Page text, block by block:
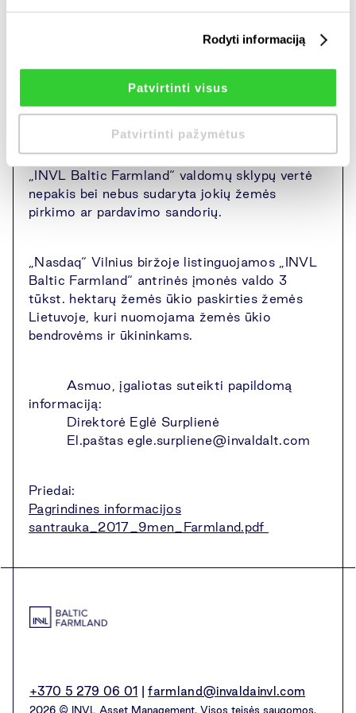
Rodyti informaciją
Patvirtinti visus
Patvirtinti pažymėtus
„INVL Farmland Management“ direktorė.
Vertinant pasiektus rezultatus, per šių metų
devynis mėnesius bendrovė gavo 70 proc.
ir 70 proc. prognozuoto metinio konsoliduoto
grynojo pelno (350 tūkst. eurų). Prognozė
parengta darant prielaidą, kad per 2017 m.
„INVL Baltic Farmland“ valdomų sklypų vertė
nepakis bei nebus sudaryta jokių žemės
pirkimo ar pardavimo sandorių.
„Nasdaq“ Vilnius biržoje listinguojamos „INVL
Baltic Farmland“ antrinės įmonės valdo 3
tūkst. hektarų žemės ūkio paskirties žemės
Lietuvoje, kuri nuomojama žemės ūkio
bendrovėms ir ūkininkams.
Asmuo, įgaliotas suteikti papildomą
informaciją:
Direktorė Eglė Surplienė
El.paštas egle.surpliene@invaldalt.com
Priedai:
Pagrindines informacijos
santrauka_2017_9men_Farmland.pdf
+370 5 279 06 01 |farmland@invaldainvl.com
2026 © INVL Asset Management. Visos teisės saugomos.